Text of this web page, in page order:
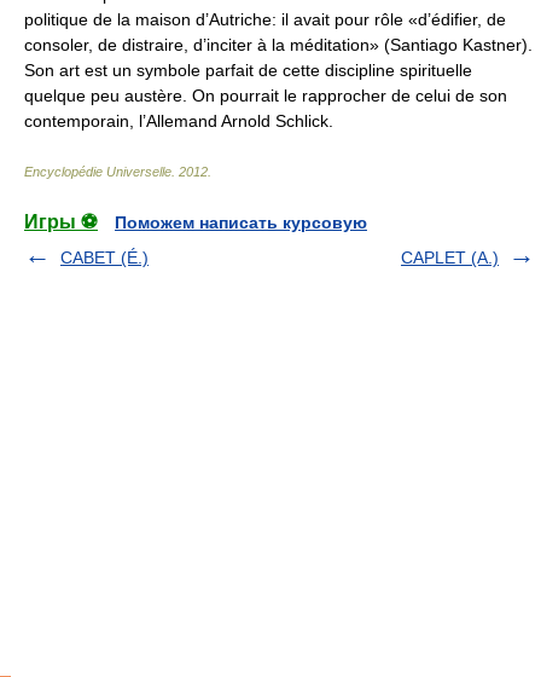
politique de la maison d’Autriche: il avait pour rôle «d’édifier, de
consoler, de distraire, d’inciter à la méditation» (Santiago Kastner).
Son art est un symbole parfait de cette discipline spirituelle
quelque peu austère. On pourrait le rapprocher de celui de son
contemporain, l’Allemand Arnold Schlick.
Encyclopédie Universelle 2012
Игры ⚽
Поможем написать курсовую
CABET (É.)
CAPLET (A.)